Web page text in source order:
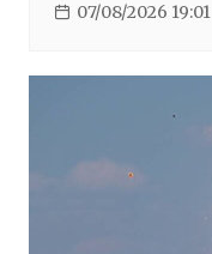
07/08/2026 19:01